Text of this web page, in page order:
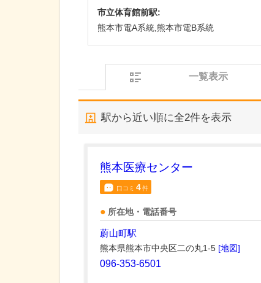
市立体育館前駅:
熊本市電A系統,熊本市電B系統
一覧表示
駅から近い順に全2件を表示
熊本医療センター
口コミ 4件
所在地・電話番号
蔚山町駅
熊本県熊本市中央区二の丸1-5 [地図]
096-353-6501